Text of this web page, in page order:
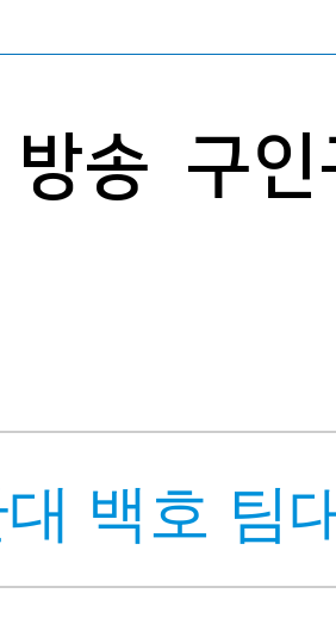
방송 구
백호 팀대항 우